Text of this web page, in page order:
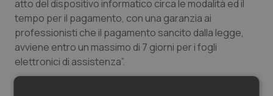
atto del dispositivo informatico circa le modalità ed il
tempo per il pagamento, con una garanzia ai
professionisti che il pagamento sancito dalla legge,
avviene entro un massimo di 7 giorni per i fogli
elettronici di assistenza”.